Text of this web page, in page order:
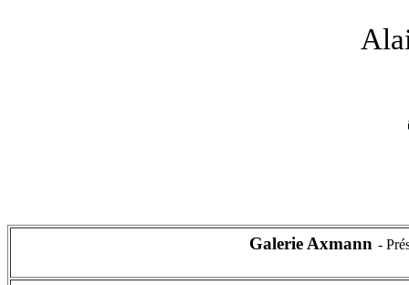
Galerie Axmann -